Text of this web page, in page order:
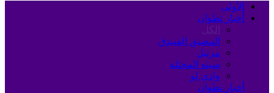
الأولى
أخبار تطوان
الكل
المضيق الفنيدق
مرتيل
سبته المحتلة
وادي لو
أخبار تطوان